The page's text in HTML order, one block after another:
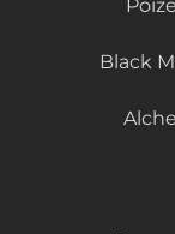
Black